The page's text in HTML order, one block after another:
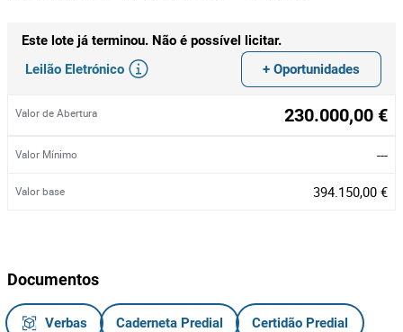
Este lote já terminou. Não é possível licitar.
Leilão Eletrónico
+ Oportunidades
Valor de Abertura 230.000,00 €
Valor Mínimo ---
Valor base 394.150,00 €
Documentos
Verbas Caderneta Predial Certidão Predial